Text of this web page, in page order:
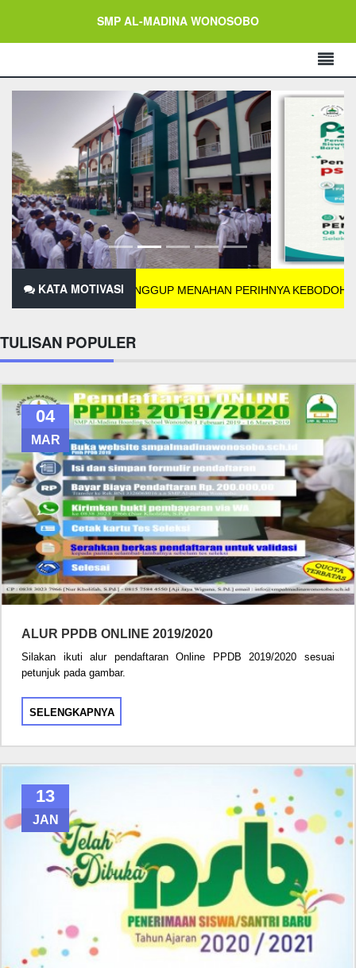
SMP AL-MADINA WONOSOBO
KATA MOTIVASI
SANGGUP MENAHAN PERIHNYA KEBODOHAN.IMAM
TULISAN POPULER
04
MAR
ALUR PPDB ONLINE 2019/2020
Silakan ikuti alur pendaftaran Online PPDB 2019/2020 sesuai
petunjuk pada gambar.
SELENGKAPNYA
13
JAN